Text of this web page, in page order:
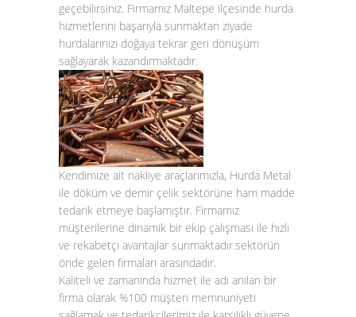
geçebilirsiniz. Firmamız Maltepe ilçesinde hurda
hizmetlerini başarıyla sunmaktan ziyade
hurdalarınızı doğaya tekrar geri dönüşüm
sağlayarak kazandırmaktadır.
Kendimize ait nakliye araçlarımızla, Hurda Metal
ile döküm ve demir çelik sektörüne ham madde
tedarik etmeye başlamıştır. Firmamız
müşterilerine dinamik bir ekip çalışması ile hızlı
ve rekabetçi avantajlar sunmaktadır.sektörün
önde gelen firmaları arasındadır.
Kaliteli ve zamanında hizmet ile adı anılan bir
firma olarak %100 müşteri memnuniyeti